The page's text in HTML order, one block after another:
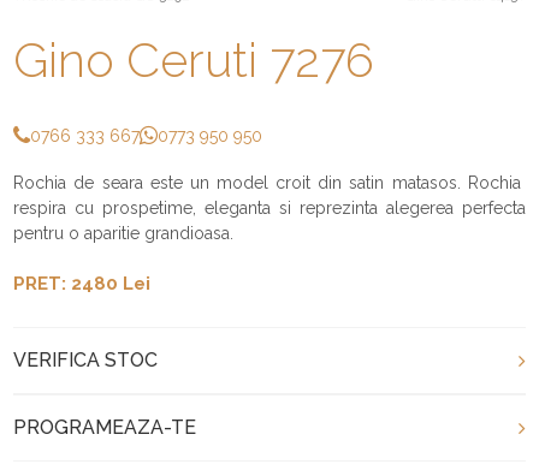
Gino Ceruti 7276
0766 333 667 0773 950 950
Rochia de seara este un model croit din satin matasos. Rochia
respira cu prospetime, eleganta si reprezinta alegerea perfecta
pentru o aparitie grandioasa.
PRET: 2480 Lei
VERIFICA STOC
PROGRAMEAZA-TE